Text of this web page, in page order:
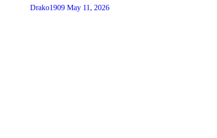
Drako1909 May 11, 2026